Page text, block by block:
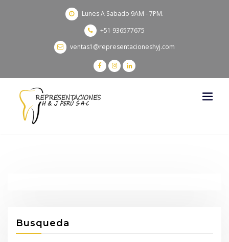
Lunes A Sabado 9AM - 7PM.
+51 936577675
ventas1@representacioneshyj.com
Busqueda